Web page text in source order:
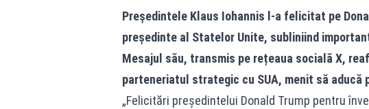
Președintele Klaus Iohannis l-a felicitat pe
președinte al Statelor Unite, subliniind
Mesajul său, transmis pe rețeaua socială X,
parteneriatul strategic cu SUA, menit să
„Felicitări președintelui Donald Trump pentru